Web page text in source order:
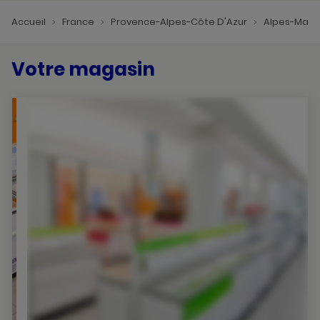
Accueil France Provence-Alpes-Côte D'Azur Alpes-
Votre magasin